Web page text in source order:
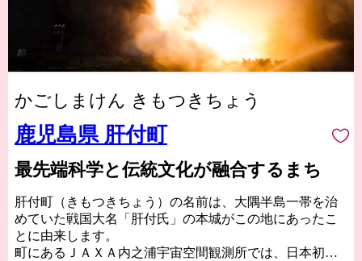
かごしまけん きもつきちょう
鹿児島県 肝付町
最先端科学と伝統文化が融合するまち
肝付町（きもつきちょう）の名前は、大隅半島一帯を治
めていた戦国大名「肝付氏」の本城がこの地にあったこ
とに由来します。
町にあるＪＡＸＡ内之浦宇宙空間観測所では、日本初の